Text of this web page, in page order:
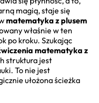
magią, staje się
matematyka z plusem
właśnie w ten
po kroku. Szukając
matematyka z
struktura jest
To nie jest
ułożona ścieżka